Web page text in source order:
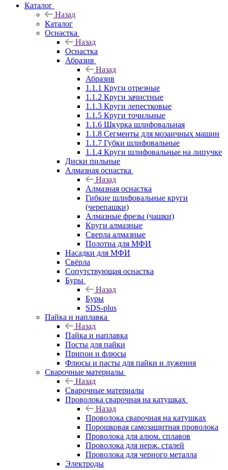
Каталог
Назад
Каталог
Оснастка
Назад
Оснастка
Абразив
Назад
Абразив
1.1.1 Круги отрезные
1.1.2 Круги зачистные
1.1.3 Круги лепестковые
1.1.5 Круги точильные
1.1.6 Шкурка шлифовальная
1.1.8 Сегменты для мозаичных машин
1.1.7 Губки шлифовальные
1.1.4 Круги шлифовальные на липучке
Диски пильные
Алмазная оснастка
Назад
Алмазная оснастка
Гибкие шлифовальные круги
(черепашки)
Алмазные фрезы (чашки)
Круги алмазные
Сверла алмазные
Полотна для МФИ
Насадки для МФИ
Свёрла
Сопутствующая оснастка
Буры
Назад
Буры
SDS-plus
Пайка и наплавка
Назад
Пайка и наплавка
Посты для пайки
Припои и флюсы
Флюсы и пасты для пайки и лужения
Сварочные материалы
Назад
Сварочные материалы
Проволока сварочная на катушках
Назад
Проволока сварочная на катушках
Порошковая самозащитная проволока
Проволока для алюм. сплавов
Проволока для нерж. сталей
Проволока для черного металла
Электроды